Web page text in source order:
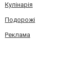
Кулінарія
Подорожі
Реклама